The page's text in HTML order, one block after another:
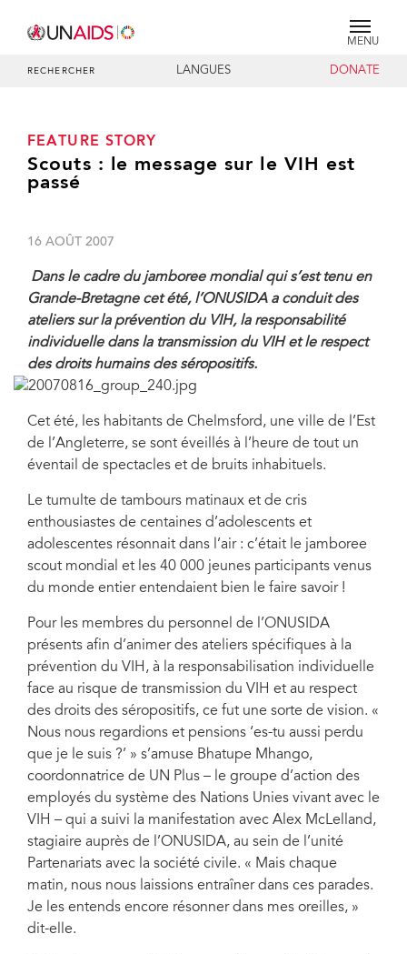
MENU
RECHERCHER LANGUES DONATE
FEATURE STORY
Scouts : le message sur le VIH est
passé
16 AOÛT 2007
Dans le cadre du jamboree mondial qui s’est tenu en
Grande-Bretagne cet été, l’ONUSIDA a conduit des
ateliers sur la prévention du VIH, la responsabilité
individuelle dans la transmission du VIH et le respect
des droits humains des séropositifs.
Cet été, les habitants de Chelmsford, une ville de l’Est
de l’Angleterre, se sont éveillés à l’heure de tout un
éventail de spectacles et de bruits inhabituels.
Le tumulte de tambours matinaux et de cris
enthousiastes de centaines d’adolescents et
adolescentes résonnait dans l’air : c’était le jamboree
scout mondial et les 40 000 jeunes participants venus
du monde entier entendaient bien le faire savoir !
Pour les membres du personnel de l’ONUSIDA
présents afin d’animer des ateliers spécifiques à la
prévention du VIH, à la responsabilisation individuelle
face au risque de transmission du VIH et au respect
des droits des séropositifs, ce fut une sorte de vision. «
Nous nous regardions et pensions ‘es-tu aussi perdu
que je le suis ?’ » s’amuse Bhatupe Mhango,
coordonnatrice de UN Plus – le groupe d’action des
employés du système des Nations Unies vivant avec le
VIH – qui a suivi la manifestation avec Alex McLelland,
stagiaire auprès de l’ONUSIDA, au sein de l’unité
Partenariats avec la société civile. « Mais chaque
matin, nous nous laissions entraîner dans ces parades.
Je les entends encore résonner dans mes oreilles, »
dit-elle.